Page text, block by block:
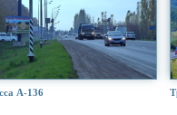
А-136